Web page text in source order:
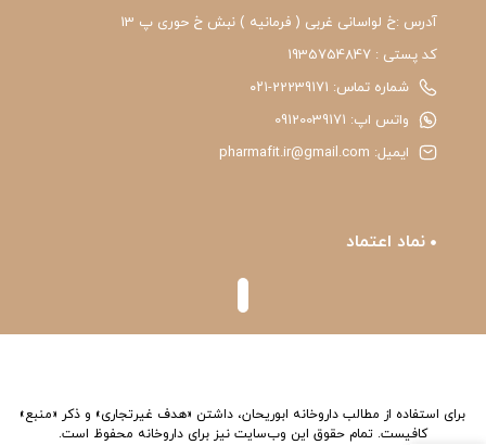
آدرس :خ لواسانی غربی ( فرمانیه ) نبش خ حوری پ 13
کد پستی : 1935754847
شماره تماس: 22239171-۰۲۱
واتس اپ: 09120039171
ایمیل: pharmafit.ir@gmail.com
نماد اعتماد
برای استفاده از مطالب داروخانه ابوریحان، داشتن «هدف غیرتجاری» و ذکر «منبع»
کافیست. تمام حقوق اين وب‌سايت نیز برای داروخانه محفوظ است.